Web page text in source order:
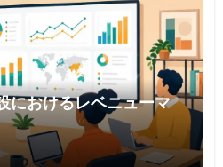
におけるレベニューマ